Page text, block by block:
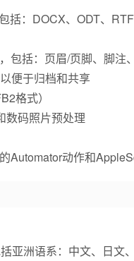
括：DOCX、ODT、
包括：页眉/页脚、脚注
便于归档和共享
格式）
数码照片预处理
动作和
亚洲语系：中文、日文